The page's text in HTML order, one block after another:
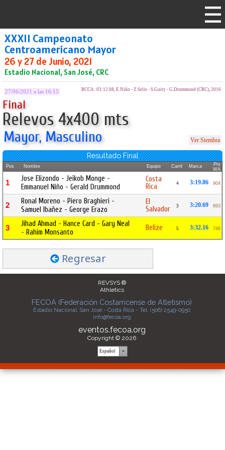
XXXII Campeonato
Centroamericano Mayor
26 y 27 de Junio, 2021
Estadio Nacional, San José, CRC
27/06/2021 a las 16:15 RCCA: 03:12.08, E.Niño - Z.Selis - S.Guity - G.Drummond (CRC), 2016
Final
Relevos 4x400 mts
Mayor, Masculino Ver Siembra
Resultado Final
Pos Nombre Equipo Carril Marca
Pts
WA
1
Jose Elizondo - Jeikob Monge -
Emmanuel Niño - Gerald Drummond
Costa
Rica
4 3:19.86 904
2
Ronal Moreno - Piero Braghieri -
Samuel Ibañez - George Erazo
El
Salvador
3 3:20.69 893
3
Jihad Ahmad - Hance Card - Gary Neal
- Rahim Monsanto
Belize 5 3:32.16 746
Regresar
REVSYS ®
Athletics
FECOA (Federación Costarricense de Atletismo)
Estadio Nacional, San José - Costa Rica - Tel. (506) 2549-0950
info@fecoa.org
eventos.fecoa.org
Copyright © 2026